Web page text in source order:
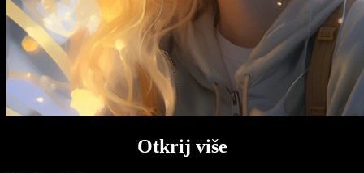
Otkrij više